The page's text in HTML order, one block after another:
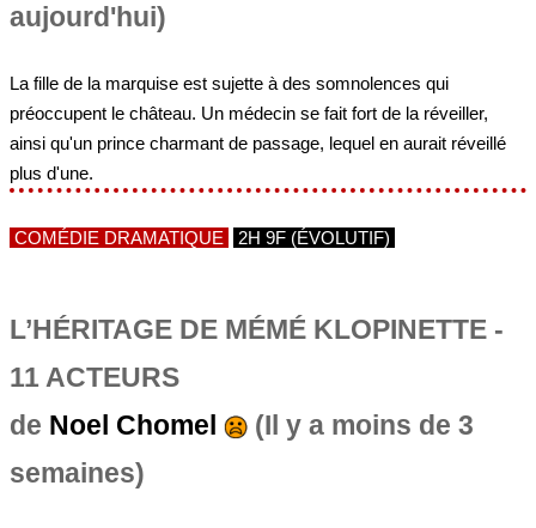
aujourd'hui)
La fille de la marquise est sujette à des somnolences qui
préoccupent le château. Un médecin se fait fort de la réveiller,
ainsi qu'un prince charmant de passage, lequel en aurait réveillé
plus d'une.
COMÉDIE DRAMATIQUE 2H 9F (ÉVOLUTIF)
L’HÉRITAGE DE MÉMÉ KLOPINETTE -
11 ACTEURS
de Noel Chomel
(Il y a moins de 3
semaines)